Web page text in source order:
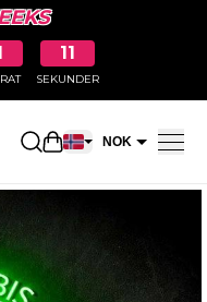
10
SEKUNDER
Åpne NOK